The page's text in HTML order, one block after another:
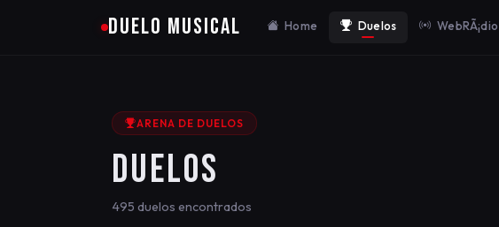
DUELO MUSICAL Home Duelos WebRÃ¡dio
ARENA DE DUELOS
DUELOS
495 duelos encontrados